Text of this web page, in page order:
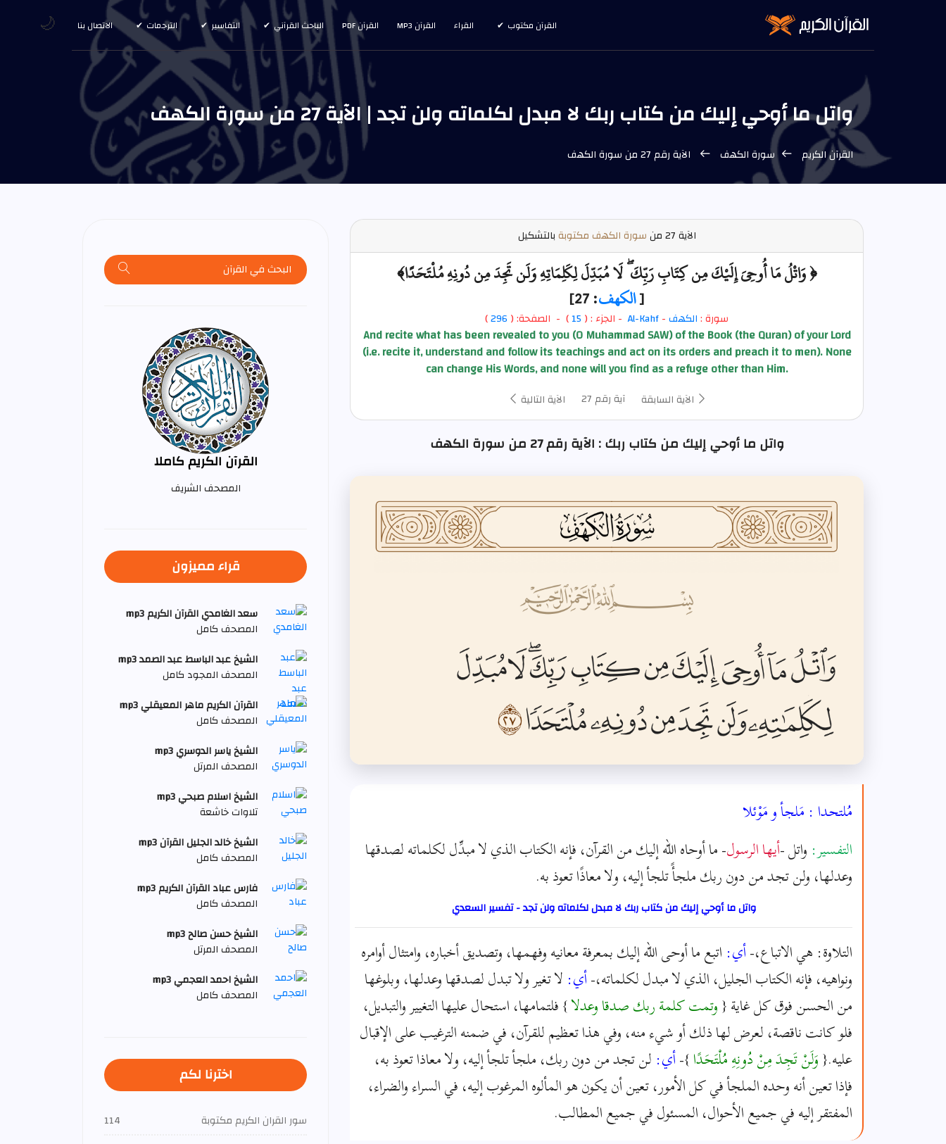
القرآن مكتوب القراء القرآن MP3 القرآن PDF الباحث القرآني التفاسير الترجمات الاتصال بنا
واتل ما أوحي إليك من كتاب ربك لا مبدل لكلماته ولن تجد | الآية 27 من سورة الكهف
القرآن الكريم سورة الكهف الآية رقم 27 من سورة الكهف
الآية سورة الكهف مكتوبةبالتشكيل
﴿ وَاتْلُ مَا أُوحِيَ إِلَيْكَ مِن كِتَابِ رَبِّكَ ۖ لَا مُبَدِّلَ لِكَلِمَاتِهِ وَلَن تَجِدَ مِن دُونِهِ مُلْتَحَدًا﴾
[الكهف: 27]
سورة :الكهف-
Al-Kahf - الجزء : ( 15) - الصفحة: (296
)
And recite what has been revealed to you (O Muhammad SAW) of the Book (the Quran) of your Lord
(i.e. recite it, understand and follow its teachings and act on its orders and preach it to men). None
can change His Words, and none will you find as a refuge other than Him.
الآية السابقة آية رقم 27 الآية التالية
واتل ما أوحي إليك من كتاب ربك : الآية رقم 27 من سورة الكهف
مُلتحدا : مَلجأ و مَوْئلا
التفسير: واتل -أيها الرسول- ما أوحاه الله إليك من القرآن، فإنه الكتاب الذي لا مبدِّل لكلماته لصدقها
وعدلها، ولن تجد من دون ربك ملجأً تلجأ إليه، ولا معاذًا تعوذ به.
واتل ما أوحي إليك من كتاب ربك لا مبدل لكلماته ولن تجد - تفسير السعدي
التلاوة: هي الاتباع،-أي: اتبع ما أوحى الله إليك بمعرفة معانيه وفهمها، وتصديق أخباره، وامتثال أوامره
ونواهيه، فإنه الكتاب الجليل، الذي لا مبدل لكلماته،-أي: لا تغير ولا تبدل لصدقها وعدلها، وبلوغها
من الحسن فوق كل غاية {وتمت كلمة ربك صدقا وعدلا} فلتمامها، استحال عليها التغيير والتبديل،
فلو كانت ناقصة، لعرض لها ذلك أو شيء منه، وفي هذا تعظيم للقرآن، في ضمنه الترغيب على الإقبال
عليه.{وَلَنْ تَجِدَ مِنْ دُونِهِ مُلْتَحَدًا}-أي: لن تجد من دون ربك، ملجأ تلجأ إليه، ولا معاذا تعوذ به،
فإذا تعين أنه وحده الملجأ في كل الأمور، تعين أن يكون هو المألوه المرغوب إليه، في السراء والضراء،
المفتقر إليه في جميع الأحوال، المسئول في جميع المطالب.
القرآن الكريم كاملا
المصحف الشريف
قراء مميزون
سعد الغامدي القرآن الكريم mp3
المصحف كامل
الشيخ عبد الباسط عبد الصمد mp3
المصحف المجود كامل
القرآن الكريم ماهر المعيقلي mp3
المصحف كامل
الشيخ ياسر الدوسري mp3
المصحف المرتل
الشيخ اسلام صبحي mp3
تلاوات خاشعة
الشيخ خالد الجليل القرآن mp3
المصحف كامل
فارس عباد القرآن الكريم mp3
المصحف كامل
الشيخ حسن صالح mp3
المصحف المرتل
الشيخ احمد العجمي mp3
المصحف كامل
اخترنا لكم
سور القران الكريم مكتوبة
114
🌙